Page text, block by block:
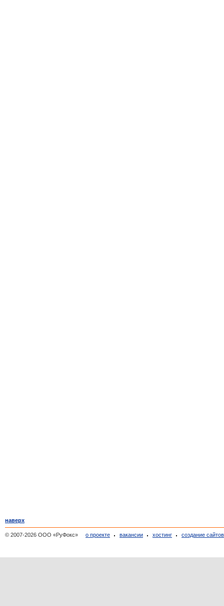
наверх
© 2007-2026 ООО «РуФокс» о проекте вакансии хостинг создание сайтов